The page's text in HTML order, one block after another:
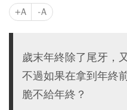
+A -A
歲末年終除了尾牙，
不過如果在拿到年終
脆不給年終？